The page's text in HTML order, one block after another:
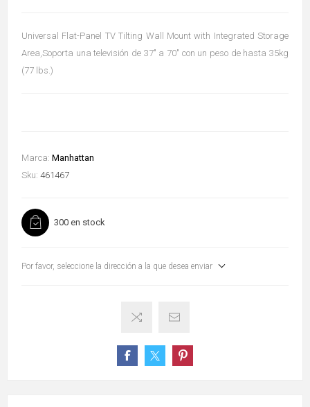
Universal Flat-Panel TV Tilting Wall Mount with Integrated Storage
Area,Soporta una televisión de 37" a 70" con un peso de hasta 35kg
(77 lbs.)
Marca: Manhattan
Sku: 461467
300 en stock
Por favor, seleccione la dirección a la que desea enviar